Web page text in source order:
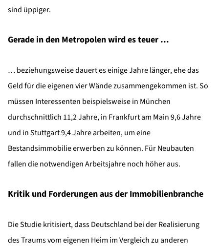
sind üppiger.
Gerade in den Metropolen wird es teuer …
… beziehungsweise dauert es einige Jahre länger, ehe das
Geld für die eigenen vier Wände zusammengekommen ist. So
müssen Interessenten beispielsweise in München
durchschnittlich 11,2 Jahre, in Frankfurt am Main 9,6 Jahre
und in Stuttgart 9,4 Jahre arbeiten, um eine
Bestandsimmobilie erwerben zu können. Für Neubauten
fallen die notwendigen Arbeitsjahre noch höher aus.
Kritik und Forderungen aus der Immobilienbranche
Die Studie kritisiert, dass Deutschland bei der Realisierung
des Traums vom eigenen Heim im Vergleich zu anderen